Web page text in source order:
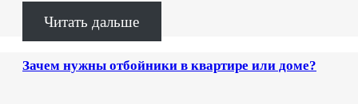
Читать дальше
Зачем нужны отбойники в квартире или доме?